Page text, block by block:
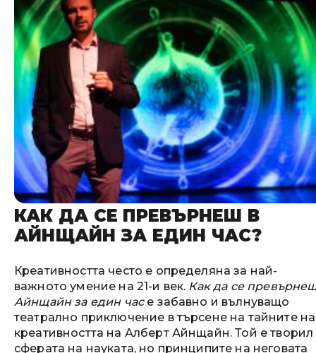
КАК ДА СЕ ПРЕВЪРНЕШ В
АЙНЩАЙН ЗА ЕДИН ЧАС?
Креативността често е определяна за най-
важното умение на 21-и век. Как да се
Айнщайн за един часе забавно и вълнуващо
театрално приключение в търсене на тайните на
креативността на Алберт Айнщайн. Той е творил
сферата на науката, но принципите на неговата